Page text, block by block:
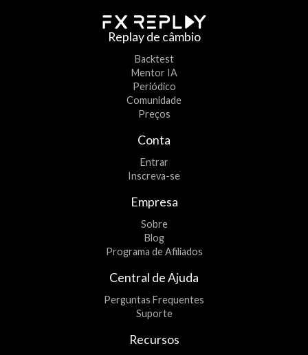
Replay de câmbio
Backtest
Mentor IA
Periódico
Comunidade
Preços
Conta
Entrar
Inscreva-se
Empresa
Sobre
Blog
Programa de Afiliados
Central de Ajuda
Perguntas Frequentes
Suporte
Recursos